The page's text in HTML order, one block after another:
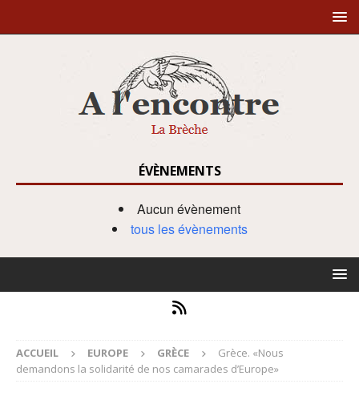
ÉVÈNEMENTS
Aucun évènement
tous les évènements
ACCUEIL EUROPE GRÈCE
Grèce. «Nous
demandons la solidarité de nos camarades d’Europe»